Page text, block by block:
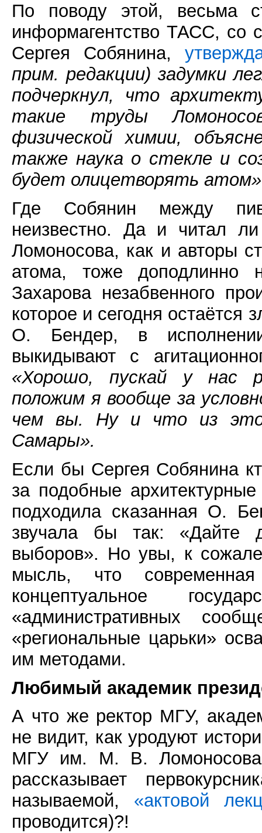
По поводу этой, весьма
информагентство ТАСС, со
Сергея Собянина,
прим. редакции) задумки
подчеркнул, что
такие труды
физической химии,
также наука о стекле и
будет олицетворять
Где Собянин между
неизвестно. Да и читал ли
Ломоносова, как и авторы
атома, тоже доподлинно
Захарова незабвенного
которое и сегодня
О. Бендер, в
выкидывают с
«Хорошо, пускай у нас
положим я вообще за
чем вы. Ну и что из
Самары».
Если бы Сергея Собянина
за подобные
подходила сказанная О.
звучала бы так: «Дайте
выборов». Но увы, к
мысль, что
концептуальное
«административных
«региональные царьки»
им методами.
Любимый академик
А что же ректор МГУ,
не видит, как уродуют
МГУ им. М. В.
рассказывает
называемой, «актовой
проводится)?!